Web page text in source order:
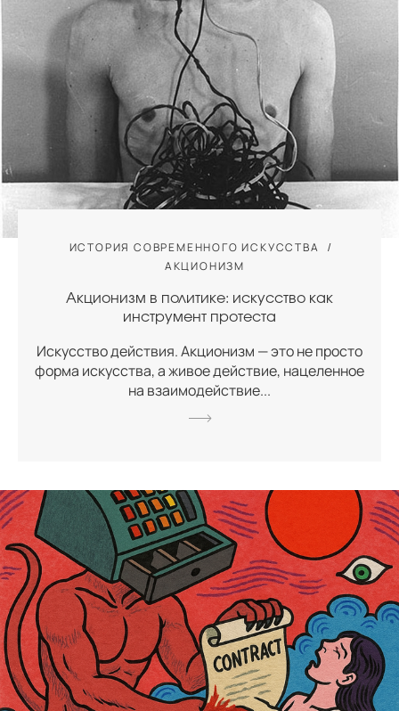
ИСТОРИЯ СОВРЕМЕННОГО ИСКУССТВА
АКЦИОНИЗМ
Акционизм в политике: искусство как
инструмент протеста
Искусство действия. Акционизм — это не просто
форма искусства, а живое действие, нацеленное
на взаимодействие...